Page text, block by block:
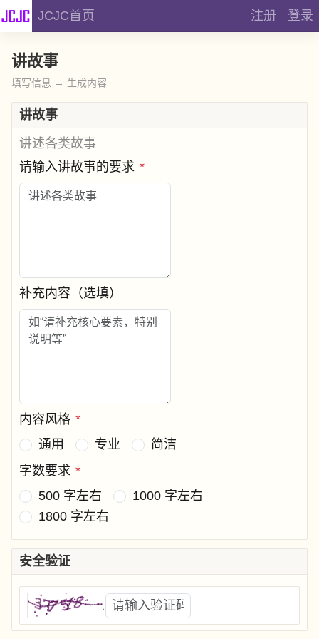
JCJC首页 注册 登录
讲故事
填写信息 → 生成内容
讲故事
讲述各类故事
请输入讲故事的要求 *
补充内容（选填）
内容风格 *
通用
专业
简洁
字数要求 *
500 字左右
1000 字左右
1800 字左右
安全验证